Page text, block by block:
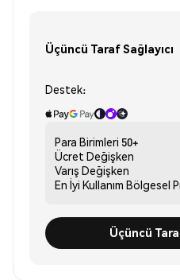
Üçüncü Taraf Sağlayıcı
Destek:
Para Birimleri 50+
Ücret Değişken
Varış Değişken
En İyi Kullanım Bölgesel
Üçüncü